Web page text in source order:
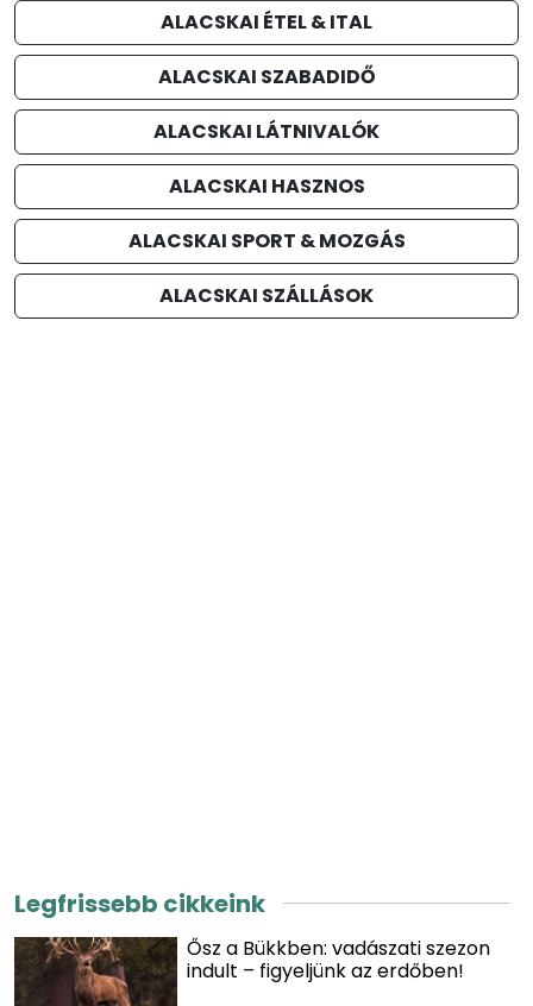
ALACSKAI ÉTEL & ITAL
ALACSKAI SZABADIDŐ
ALACSKAI LÁTNIVALÓK
ALACSKAI HASZNOS
ALACSKAI SPORT & MOZGÁS
ALACSKAI SZÁLLÁSOK
Legfrissebb cikkeink
Ősz a Bükkben: vadászati szezon
indult – figyeljünk az erdőben!